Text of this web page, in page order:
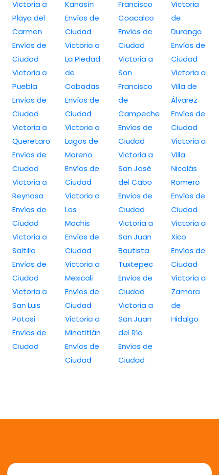
Victoria a
Playa del
Carmen
Envíos de
Ciudad
Victoria a
Puebla
Envíos de
Ciudad
Victoria a
Queretaro
Envíos de
Ciudad
Victoria a
Reynosa
Envíos de
Ciudad
Victoria a
Saltillo
Envíos de
Ciudad
Victoria a
San Luis
Potosi
Envíos de
Ciudad
Kanasín
Envíos de
Ciudad
Victoria a
La Piedad
de
Cabadas
Envíos de
Ciudad
Victoria a
Lagos de
Moreno
Envíos de
Ciudad
Victoria a
Los
Mochis
Envíos de
Ciudad
Victoria a
Mexicali
Envíos de
Ciudad
Victoria a
Minatitlán
Envíos de
Ciudad
Francisco
Coacalco
Envíos de
Ciudad
Victoria a
San
Francisco
de
Campeche
Envíos de
Ciudad
Victoria a
San José
del Cabo
Envíos de
Ciudad
Victoria a
San Juan
Bautista
Tuxtepec
Envíos de
Ciudad
Victoria a
San Juan
del Río
Envíos de
Ciudad
Victoria
de
Durango
Envíos de
Ciudad
Victoria a
Villa de
Álvarez
Envíos de
Ciudad
Victoria a
Villa
Nicolás
Romero
Envíos de
Ciudad
Victoria a
Xico
Envíos de
Ciudad
Victoria a
Zamora
de
Hidalgo